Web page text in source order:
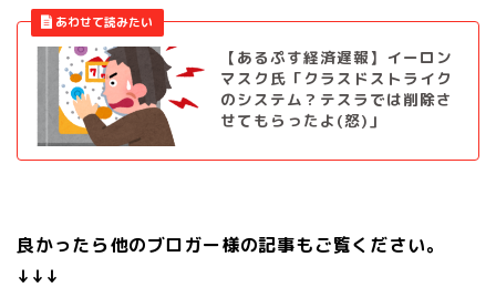
【あるぷす経済遅報】イーロン
マスク氏「クラスドストライク
のシステム？テスラでは削除さ
せてもらったよ(怒)」
良かったら他のブロガー様の記事もご覧ください。
↓↓↓